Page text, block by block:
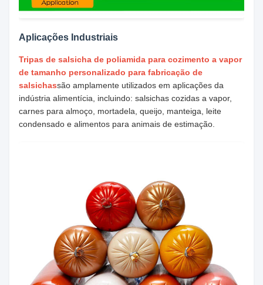
Aplicações Industriais
Tripas de salsicha de poliamida para cozimento a vapor
de tamanho personalizado para fabricação de
salsichassão amplamente utilizados em aplicações da
indústria alimentícia, incluindo: salsichas cozidas a vapor,
carnes para almoço, mortadela, queijo, manteiga, leite
condensado e alimentos para animais de estimação.